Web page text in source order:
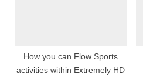
t
:
How you can Flow Sports
activities within Extremely HD